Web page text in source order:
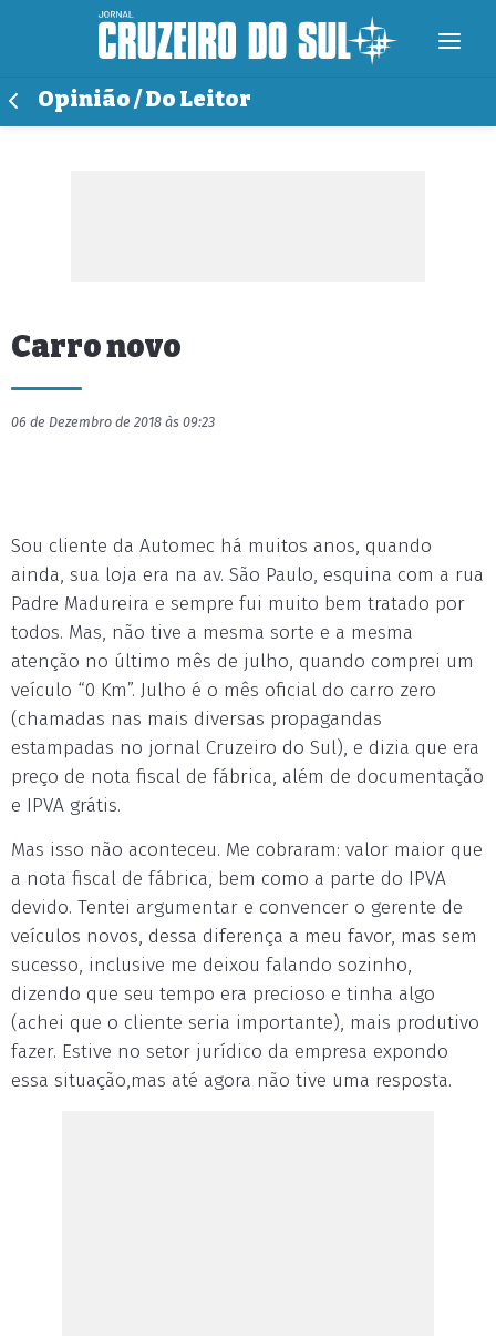
Opinião / Do Leitor
Carro novo
06 de Dezembro de 2018 às 09:23
Sou cliente da Automec há muitos anos, quando
ainda, sua loja era na av. São Paulo, esquina com a rua
Padre Madureira e sempre fui muito bem tratado por
todos. Mas, não tive a mesma sorte e a mesma
atenção no último mês de julho, quando comprei um
veículo “0 Km”. Julho é o mês oficial do carro zero
(chamadas nas mais diversas propagandas
estampadas no jornal Cruzeiro do Sul), e dizia que era
preço de nota fiscal de fábrica, além de documentação
e IPVA grátis.
Mas isso não aconteceu. Me cobraram: valor maior que
a nota fiscal de fábrica, bem como a parte do IPVA
devido. Tentei argumentar e convencer o gerente de
veículos novos, dessa diferença a meu favor, mas sem
sucesso, inclusive me deixou falando sozinho,
dizendo que seu tempo era precioso e tinha algo
(achei que o cliente seria importante), mais produtivo
fazer. Estive no setor jurídico da empresa expondo
essa situação,mas até agora não tive uma resposta.